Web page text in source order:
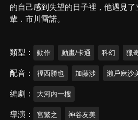
的自己感到失望的日子裡，他遇見
輩．市川雷諾。
類型 動作 動畫/卡通 科幻 獵
配音 福西勝也 加藤涉 瀨戶麻沙
編劇 大河内一樓
導演 宮繁之 神谷友美